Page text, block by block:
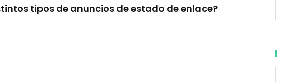
tipos de anuncios de estado de enlace?